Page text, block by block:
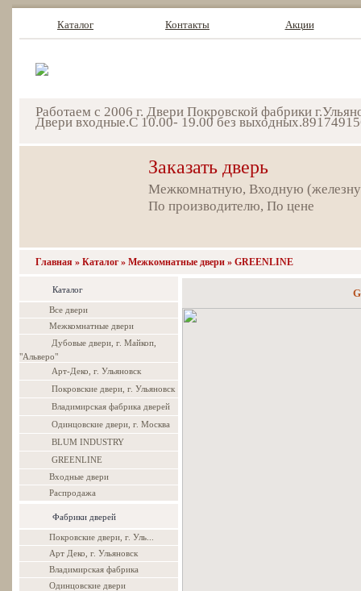
Каталог Контакты Акции
Работаем с 2006 г. Двери Покровской фабрики
Двери входные.С 10.00- 19.00 без
Заказать дверь
Межкомнатную, Входную
По производителю, По цене
Главная » Каталог» Межкомнатные двери » GREENLINE
Каталог
Все двери
Межкомнатные двери
Дубовые двери, г. Майкоп,
"Альверо"
Арт-Деко, г. Ульяновск
Покровские двери, г. Ульяновск
Владимирская фабрика дверей
Одинцовские двери, г. Москва
BLUM INDUSTRY
GREENLINE
Входные двери
Распродажа
Фабрики дверей
Покровские двери, г. Уль...
Арт Деко, г. Ульяновск
Владимирская фабрика
Одинцовские двери